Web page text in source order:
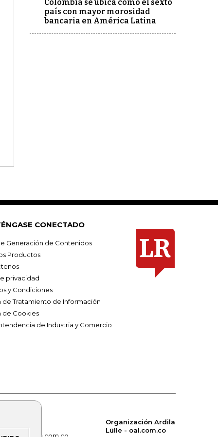
Colombia se ubica como el sexto
país con mayor morosidad
bancaria en América Latina
CONECTADO
Generación de Contenidos
Productos
privacidad
y Condiciones
de Tratamiento de Información
de Cookies
de Industria y Comercio
Organización Ardila
Lülle - oal.com.co